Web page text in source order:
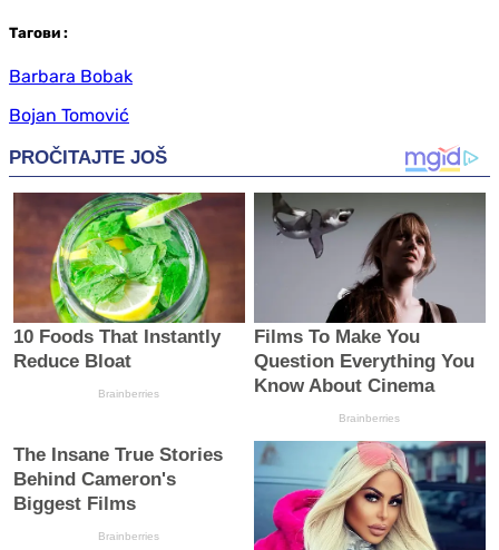
Тагови :
Barbara Bobak
Bojan Tomović